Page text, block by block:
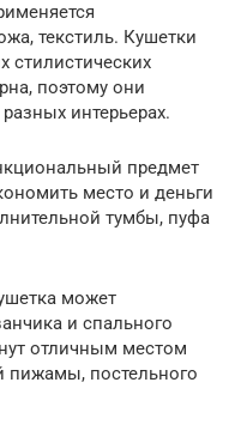
текстиль. Кушетки
стилистических
поэтому они
интерьерах.
предмет
место и деньги
тумбы, пуфа
может
и спального
отличным местом
пижамы, постельного